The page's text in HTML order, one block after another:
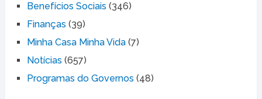
Benefícios Sociais (346)
Finanças (39)
Minha Casa Minha Vida(7)
Notícias (657)
Programas do Governos (48)